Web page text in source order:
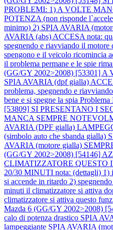
PROBLEMI: 1) A VOLTE
POTENZA (non risponde
minimo) 2) SPIA AVARIA
AVARIA (abs) ACCESA nota:
spegnendo e riavviando il motore
spengono e il veicolo ricomincia
il problema permane e le spie
(GG/GY 2002>2008) [53301]
SPIA AVARIA (dpf gialla)
problema, spegnendo e
bene e si spegne la spia
[53809] SI PRESENTANO I
MANCA SEMPRE
AVARIA (DPF gialla)
(simbolo auto che sbanda gialla)
AVARIA (motore gialla)
(GG/GY 2002>2008) [54146]
CLIMATIZZATORE QUESTO
20/30 MINUTI nota: (dettagli) 1)
si accende in ritardo 2)
minuti il climatizzatore si attiva
climatizzatore si attiva questo
Mazda 6 (GG/GY 2002>2008)
calo di potenza drastico SPIA
lampeggiante SPIA AVARIA